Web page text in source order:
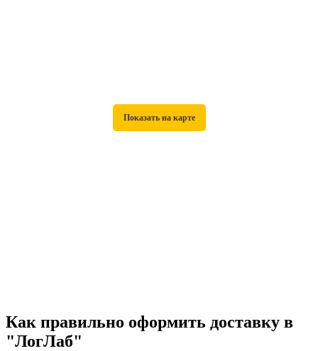
Как правильно оформить доставку в
"ЛогЛаб"